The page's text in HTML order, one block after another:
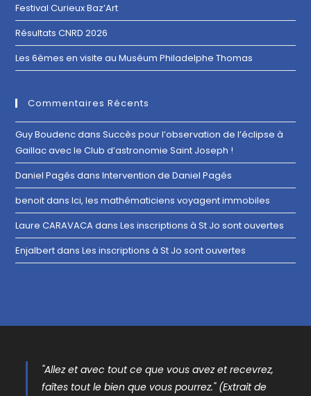
Festival Curieux Baz’Art
Résultats CNRD 2026
Les 6èmes en visite au Muséum Philadelphe Thomas
Commentaires Récents
Guy BoudencdansSuccès pour l’observation de l’éclipse à
Gaillac avec le Club d’astronomie Saint Joseph !
Daniel Pagés dansIntervention de Daniel Pagés
benoitdansIci, les mathématiciens voyagent immobiles
Laure CARAVACAdansLes inscriptions à St Jo sont ouvertes
EnjalbertdansLes inscriptions à St Jo sont ouvertes
"Allez et avec tout ce que vous avez et recevrez,
faîtes tout le bien que vous pourrez." (Extrait de